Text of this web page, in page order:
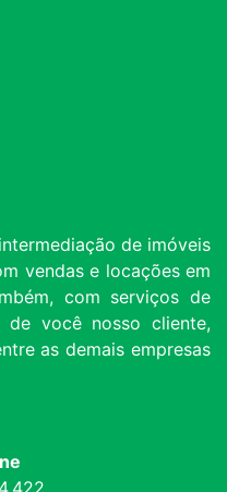
de imóveis
vendas e locações em
com serviços de
de você nosso cliente,
as demais empresas